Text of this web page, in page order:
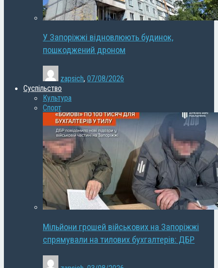
У Запоріжжі відновлюють будинок,
пошкоджений дроном
zapsich, 07/08/2026
Суспільство
Культура
Спорт
Мільйони грошей військових на Запоріжжі
спрямували на тилових бухгалтерів: ДБР